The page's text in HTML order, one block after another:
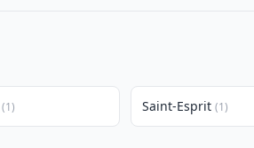
(1) Saint-Esprit (1)